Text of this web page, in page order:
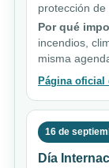
protección de
Por qué
incendios,
misma
Página oficial
16 de
Día